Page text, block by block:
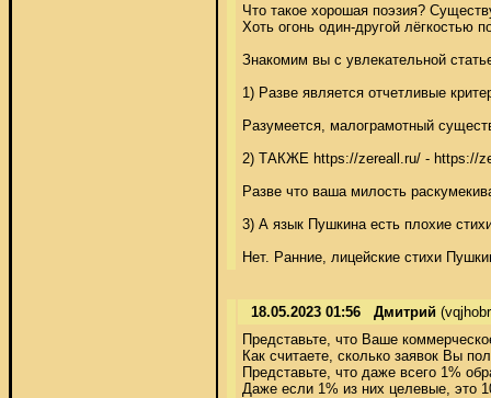
Что такое хорошая поэзия?
Хоть огонь один-другой лёгкостью
Знакомим вы с увлекательной
1) Разве является отчетливые
Разумеется, малограмотный
2) ТАКЖЕ https://zereall.ru/ - https://
Разве что ваша милость
3) А язык Пушкина есть плохие
Нет. Ранние, лицейские стихи
18.05.2023 01:56 Дмитрий
Представьте, что Ваше
Как считаете, сколько заявок Вы
Представьте, что даже всего 1%
Даже если 1% из них целевые, это